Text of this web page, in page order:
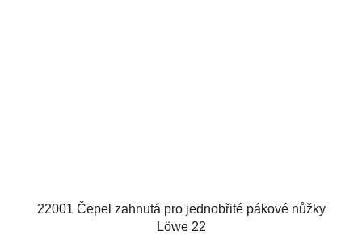
22001 Čepel zahnutá pro jednobřité pákové nůžky
Löwe 22